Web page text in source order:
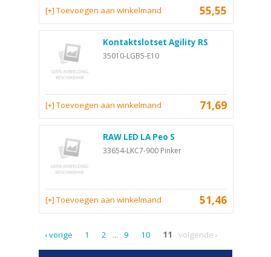
55,55
[+] Toevoegen aan winkelmand
Kontaktslotset Agility RS
35010-LGB5-E10
71,69
[+] Toevoegen aan winkelmand
RAW LED LA Peo S
33654-LKC7-900 Pinker
51,46
[+] Toevoegen aan winkelmand
‹ vorige 1 2 ... 9 10 11 volgende ›